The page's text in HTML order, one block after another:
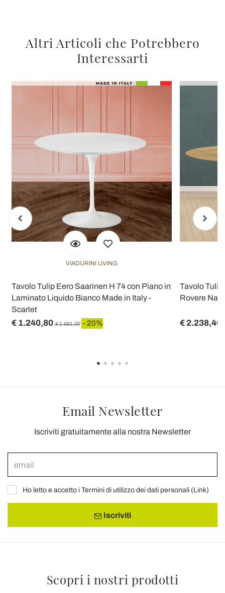
Altri Articoli che Potrebbero
Interessarti
VIADURINI LIVING
Tavolo Tulip Eero Saarinen H 74 con Piano in
Laminato Liquido Bianco Made in Italy -
Scarlet
€ 1.240,80 € 1.551,00 - 20%
Tavolo
Rovere
€ 2.238,40
Email Newsletter
Iscriviti gratuitamente alla nostra Newsletter
Ho letto e accetto i Termini di utilizzo dei dati personali (Link)
Iscriviti
Scopri i nostri prodotti